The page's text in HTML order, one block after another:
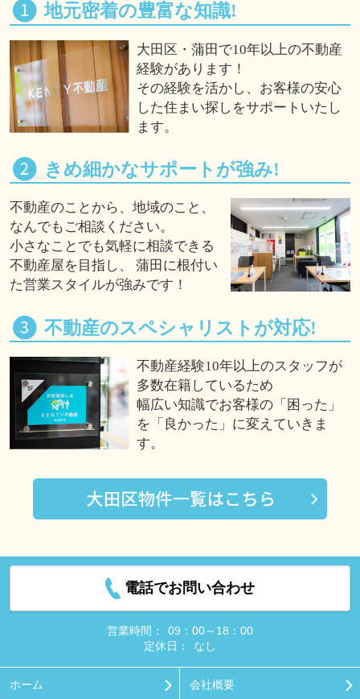
地元密着の豊富な知識!
大田区・蒲田で10年以上の不動産
経験があります！
その経験を活かし、お客様の安心
した住まい探しをサポートいたし
ます。
きめ細かなサポートが強み!
不動産のことから、地域のこと、
なんでもご相談ください。
小さなことでも気軽に相談できる
不動産屋を目指し、 蒲田に根付い
た営業スタイルが強みです！
不動産のスペシャリストが対応!
不動産経験10年以上のスタッフが
多数在籍しているため
幅広い知識でお客様の「困った」
を「良かった」に変えていきま
す。
電話でお問い合わせ
営業時間：
09：00～18：00
定休日：
なし
ホーム 会社概要